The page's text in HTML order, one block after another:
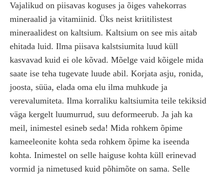
Vajalikud on piisavas koguses ja õiges vahekorras
mineraalid ja vitamiinid. Üks neist kriitilistest
mineraalidest on kaltsium. Kaltsium on see mis aitab
ehitada luid. Ilma piisava kalstsiumita luud küll
kasvavad kuid ei ole kõvad. Mõelge vaid kõigele mida
saate ise teha tugevate luude abil. Korjata asju, ronida,
joosta, süüa, elada oma elu ilma muhkude ja
verevalumiteta. Ilma korraliku kaltsiumita teile tekiksid
väga kergelt luumurrud, suu deformeerub. Ja jah ka
meil, inimestel esineb seda! Mida rohkem õpime
kameeleonite kohta seda rohkem õpime ka iseenda
kohta. Inimestel on selle haiguse kohta küll erinevad
vormid ja nimetused kuid põhimõte on sama. Selle